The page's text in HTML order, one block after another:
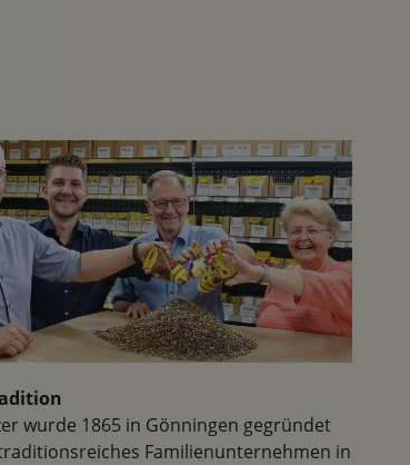
wurde 1865 in Gönningen gegründet
traditionsreiches Familienunternehmen in